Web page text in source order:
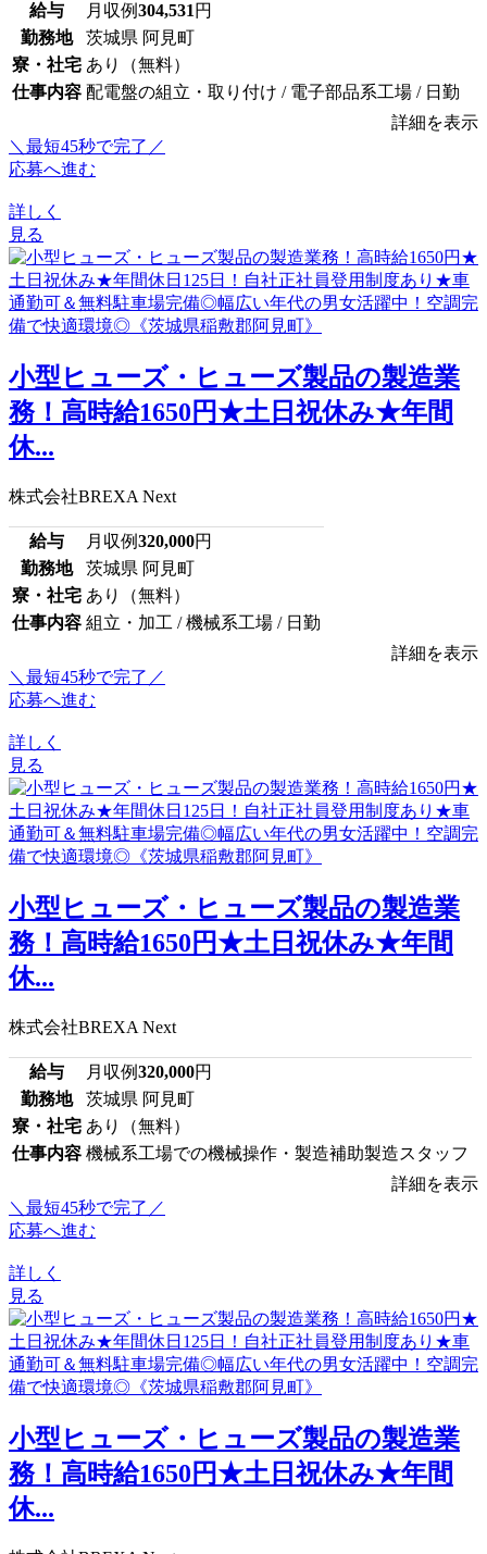
給与 月収例304,531 円
勤務地
茨城県 阿見町
寮・社宅 あり（無料）
仕事内容 配電盤の組立・取り付け / 電子部品系工場 / 日勤
詳細を表示
＼最短45秒で完了／
応募へ進む
詳しく
見る
小型ヒューズ・ヒューズ製品の製造業
務！高時給1650円★土日祝休み★年間
休...
株式会社BREXA Next
給与 月収例320,000円
勤務地
茨城県 阿見町
寮・社宅 あり（無料）
仕事内容 組立・加工 / 機械系工場 / 日勤
詳細を表示
＼最短45秒で完了／
応募へ進む
詳しく
見る
小型ヒューズ・ヒューズ製品の製造業
務！高時給1650円★土日祝休み★年間
休...
株式会社BREXA Next
給与 月収例320,000円
勤務地
茨城県 阿見町
寮・社宅 あり（無料）
仕事内容 機械系工場での機械操作・製造補助製造スタッフ
詳細を表示
＼最短45秒で完了／
応募へ進む
詳しく
見る
小型ヒューズ・ヒューズ製品の製造業
務！高時給1650円★土日祝休み★年間
休...